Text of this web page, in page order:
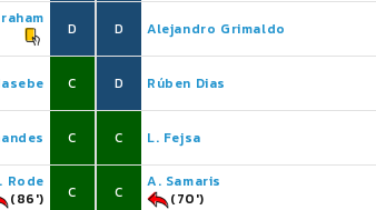
D
C
C
Rode
(86')
C
D Alejandro Grimaldo
D Rúben Dias
C L. Fejsa
C
A. Samaris
(70')